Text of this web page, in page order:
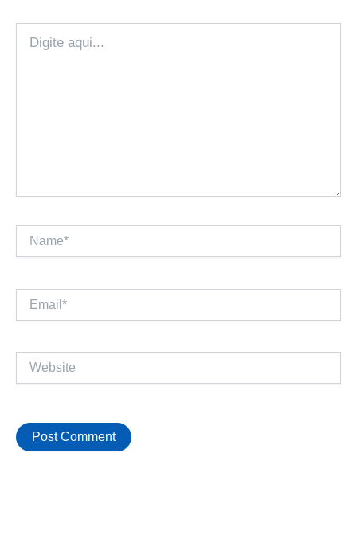
aqui...
Website